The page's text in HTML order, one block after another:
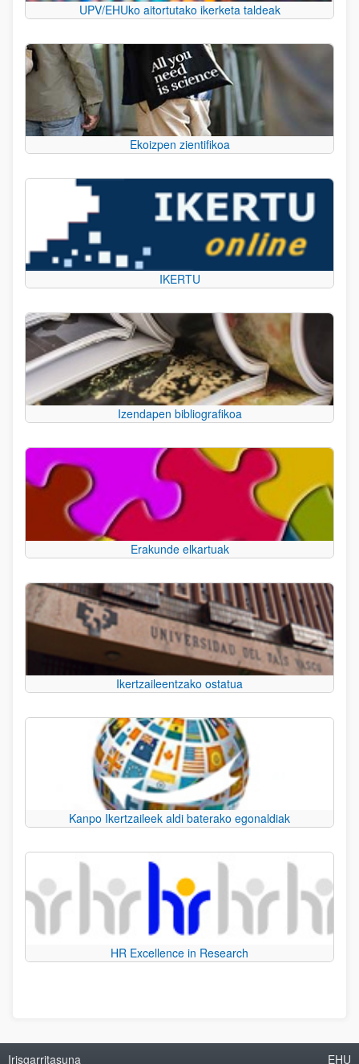
UPV/EHUko aitortutako ikerketa taldeak
Ekoizpen zientifikoa
IKERTU
Izendapen bibliografikoa
Erakunde elkartuak
Ikertzaileentzako ostatua
Kanpo Ikertzaileek aldi baterako egonaldiak
HR Excellence in Research
Irisgarritasuna EHU